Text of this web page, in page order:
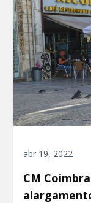
abr 19, 2022
CM